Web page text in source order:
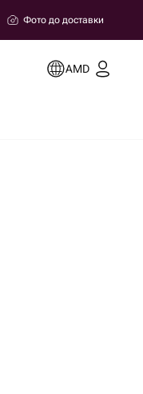
Фото до доставки
AMD